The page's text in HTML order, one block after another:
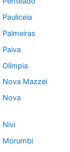
Mazzei
Nova
Nivi
Morumbi